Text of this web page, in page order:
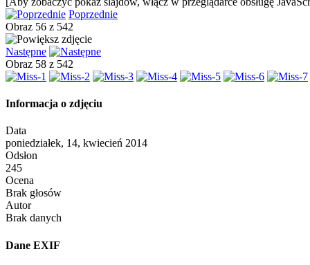
Poprzednie
Obraz 56 z 542
Następne
Obraz 58 z 542
Informacja o zdjęciu
Data
poniedziałek, 14, kwiecień 2014
Odsłon
245
Ocena
Brak głosów
Autor
Brak danych
Dane EXIF